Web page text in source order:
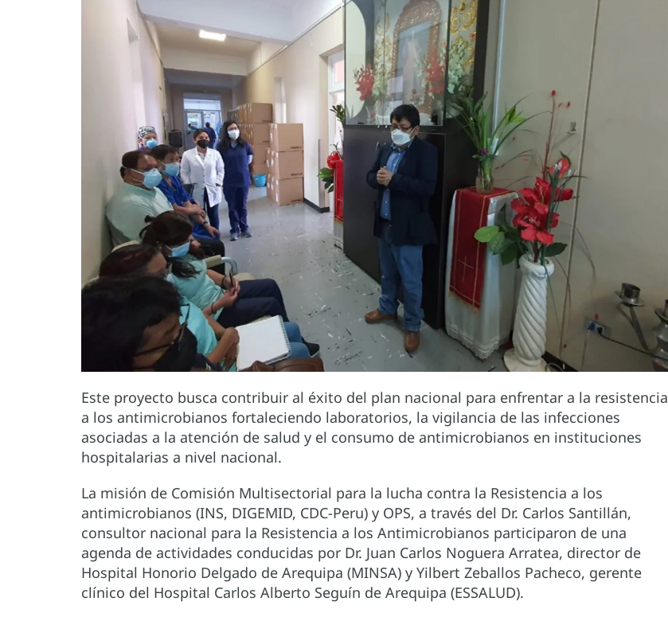
Este proyecto busca contribuir al éxito del plan nacional para enfrentar a la resistencia
a los antimicrobianos fortaleciendo laboratorios, la vigilancia de las infecciones
asociadas a la atención de salud y el consumo de antimicrobianos en instituciones
hospitalarias a nivel nacional.
La misión de Comisión Multisectorial para la lucha contra la Resistencia a los
antimicrobianos (INS, DIGEMID, CDC-Peru) y OPS, a través del Dr. Carlos Santillán,
consultor nacional para la Resistencia a los Antimicrobianos participaron de una
agenda de actividades conducidas por Dr. Juan Carlos Noguera Arratea, director de
Hospital Honorio Delgado de Arequipa (MINSA) y Yilbert Zeballos Pacheco, gerente
clínico del Hospital Carlos Alberto Seguín de Arequipa (ESSALUD).